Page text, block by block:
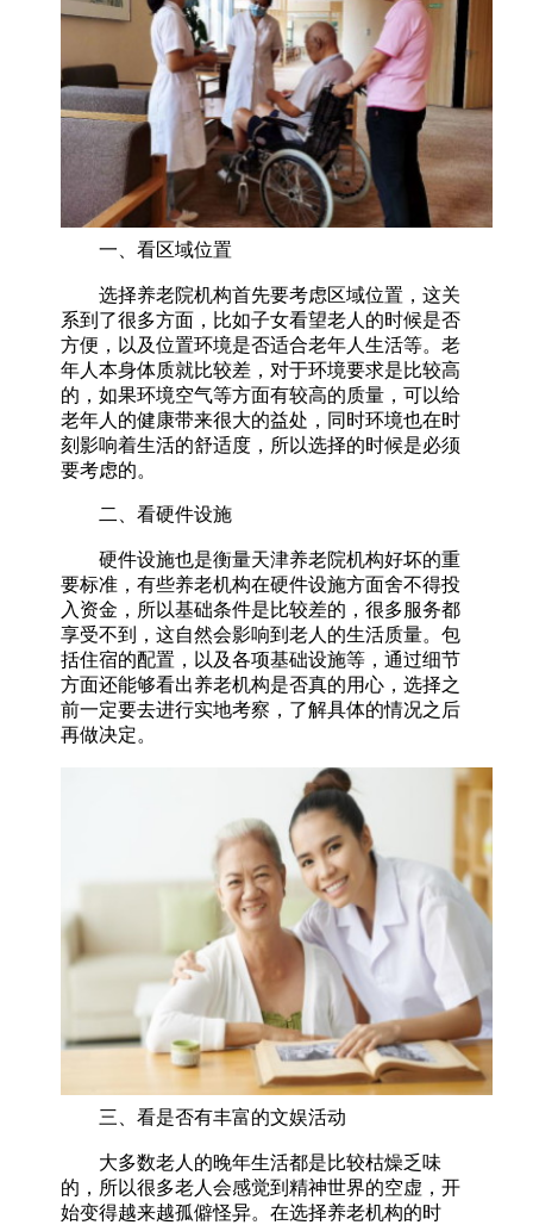
一、看区域位置
选择养老院机构首先要考虑区域位置，这关
系到了很多方面，比如子女看望老人的时候是否
方便，以及位置环境是否适合老年人生活等。老
年人本身体质就比较差，对于环境要求是比较高
的，如果环境空气等方面有较高的质量，可以给
老年人的健康带来很大的益处，同时环境也在时
刻影响着生活的舒适度，所以选择的时候是必须
要考虑的。
二、看硬件设施
硬件设施也是衡量天津养老院机构好坏的重
要标准，有些养老机构在硬件设施方面舍不得投
入资金，所以基础条件是比较差的，很多服务都
享受不到，这自然会影响到老人的生活质量。包
括住宿的配置，以及各项基础设施等，通过细节
方面还能够看出养老机构是否真的用心，选择之
前一定要去进行实地考察，了解具体的情况之后
再做决定。
三、看是否有丰富的文娱活动
大多数老人的晚年生活都是比较枯燥乏味
的，所以很多老人会感觉到精神世界的空虚，开
始变得越来越孤僻怪异。在选择养老机构的时